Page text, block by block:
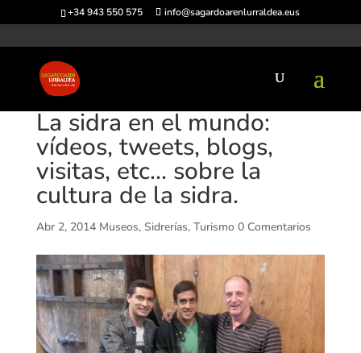
+34 943 550 575 info@sagardoarenlurraldea.eus
La sidra en el mundo:
vídeos, tweets, blogs,
visitas, etc… sobre la
cultura de la sidra.
Abr 2, 2014 Museos, Sidrerías, Turismo 0 Comentarios